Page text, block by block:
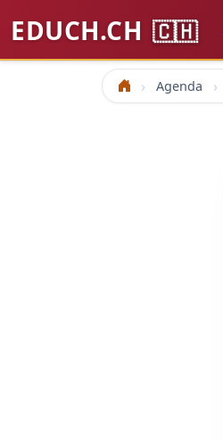
EDUCH.CH 🇨🇭
Accueil Agenda